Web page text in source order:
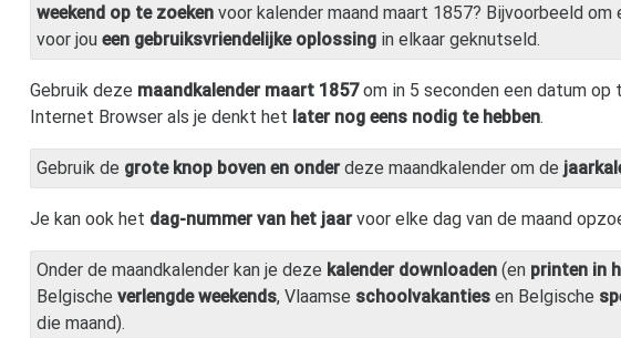
weekend op te zoeken voor kalender maand maart 1857? Bijvoorbeeld om
voor jou een gebruiksvriendelijke oplossing in elkaar geknutseld.
Gebruik deze maandkalender maart 1857om in 5 seconden een datum op
Internet Browser als je denkt het later nog eens nodig te hebben.
Gebruik de grote knop boven en onderdeze maandkalender om de
Je kan ook het dag-nummer van het jaarvoor elke dag van de maand
Onder de maandkalender kan je deze kalender downloaden (en printen in
Belgische verlengde weekends, Vlaamse schoolvakanties en Belgische
die maand).